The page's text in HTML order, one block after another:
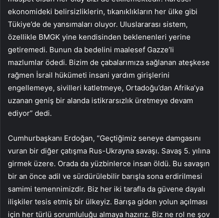
ekonomideki belirsizliklerin, tıkanıklıkların her ülke gibi
Tükiye’de de yansımaları oluyor. Uluslararası sistem,
özellikle BMGK yine kendisinden beklenenleri yerine
getiremedi. Bunun da bedelini maalesef Gazze’li
mazlumlar ödedi. Bizim de çabalarımıza sağlanan ateşkese
rağmen İsrail hükümeti insani yardım girişlerini
engellemeye, sivilleri katletmeye, Ortadoğu’dan Afrika’ya
uzanan geniş bir alanda istikrarsızlık üretmeye devam
ediyor” dedi.
Cumhurbaşkanı Erdoğan, “Geçtiğimiz seneye damgasını
vuran bir diğer çatışma Rus-Ukrayna savaşı. Savaş 5. yılına
girmek üzere. Orada da yüzbinlerce insan öldü. Bu savaşın
bir an önce adil ve sürdürülebilir barışla sona erdirilmesi
samimi temennimizdir. Biz her iki tarafla da güvene dayalı
ilişkiler tesis etmiş bir ülkeyiz. Barışa giden yolun açılması
için her türlü sorumluluğu almaya hazırız. Biz ne rol ne şov